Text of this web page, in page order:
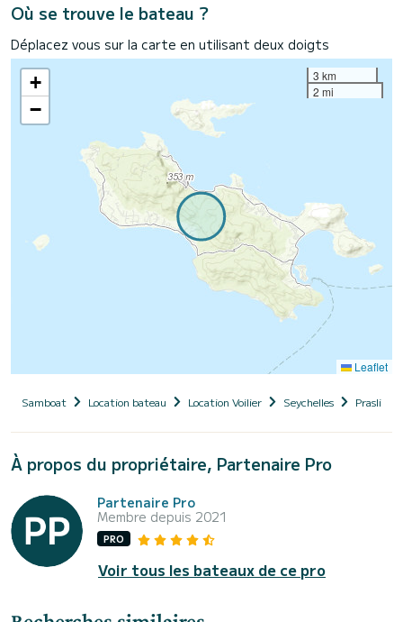
Où se trouve le bateau ?
Déplacez vous sur la carte en utilisant deux doigts
+
−
3 km
2 mi
Leaflet
Samboat Location bateau Location Voilier Seychelles Praslin
À propos du propriétaire, Partenaire Pro
Partenaire Pro
Membre depuis 2021
PRO
Voir tous les bateaux de ce pro